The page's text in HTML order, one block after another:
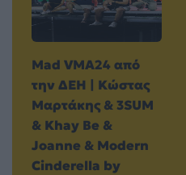
Mad VMA24 από
την ΔΕΗ | Κώστας
Μαρτάκης & 3SUM
& Khay Be &
Joanne & Modern
Cinderella by